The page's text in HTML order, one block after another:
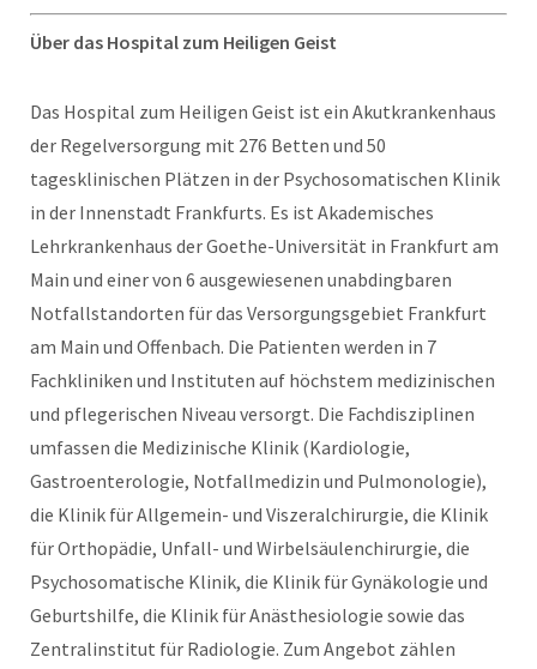
Über das Hospital zum Heiligen Geist
Das Hospital zum Heiligen Geist ist ein Akutkrankenhaus
der Regelversorgung mit 276 Betten und 50
tagesklinischen Plätzen in der Psychosomatischen Klinik
in der Innenstadt Frankfurts. Es ist Akademisches
Lehrkrankenhaus der Goethe-Universität in Frankfurt am
Main und einer von 6 ausgewiesenen unabdingbaren
Notfallstandorten für das Versorgungsgebiet Frankfurt
am Main und Offenbach. Die Patienten werden in 7
Fachkliniken und Instituten auf höchstem medizinischen
und pflegerischen Niveau versorgt. Die Fachdisziplinen
umfassen die Medizinische Klinik (Kardiologie,
Gastroenterologie, Notfallmedizin und Pulmonologie),
die Klinik für Allgemein- und Viszeralchirurgie, die Klinik
für Orthopädie, Unfall- und Wirbelsäulenchirurgie, die
Psychosomatische Klinik, die Klinik für Gynäkologie und
Geburtshilfe, die Klinik für Anästhesiologie sowie das
Zentralinstitut für Radiologie. Zum Angebot zählen